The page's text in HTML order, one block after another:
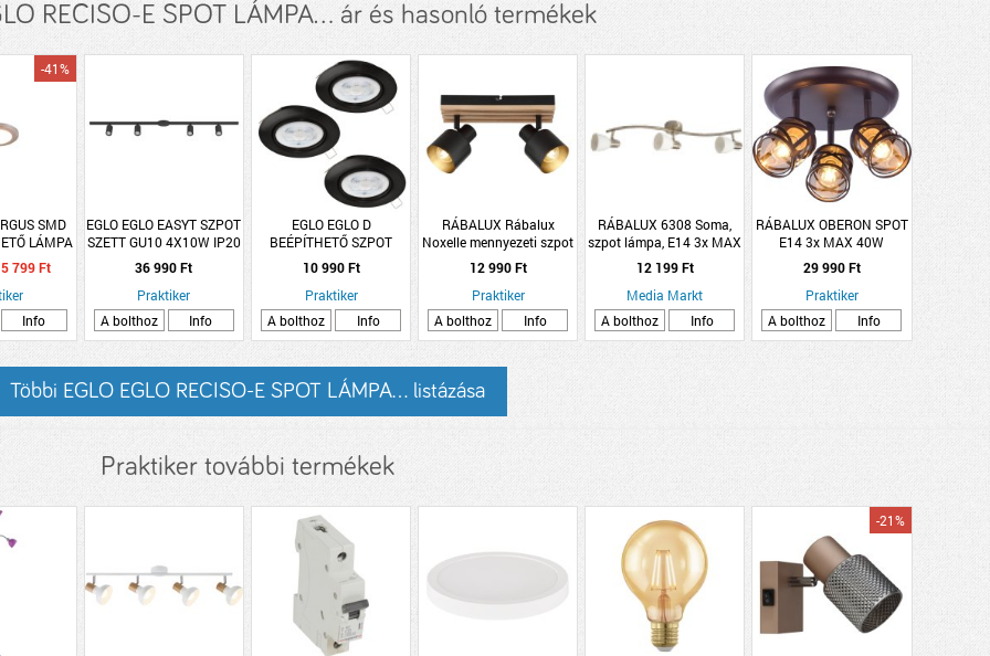
RECISO-E SPOT LÁMPA... ár és hasonló termékek
SMD
LÁMPA
IP20
-41%
5 799 Ft
Info
EGLO EGLO EASYT SZPOT
SZETT GU10 4X10W IP20
192CM FEKETE
36 990 Ft
Praktiker
A bolthoz
Info
EGLO EGLO D
BEÉPÍTHETŐ SZPOT
GU10 3X4W 3X400LM
2700K IP20 8,8CM
FEKETE
10 990 Ft
Praktiker
A bolthoz
Info
RÁBALUX Rábalux
Noxelle mennyezeti szpot
lámpa E14 max. 2x10W
L27cm fekete-tölgy
12 990 Ft
Praktiker
A bolthoz
Info
RÁBALUX 6308 Soma,
szpot lámpa, E14 3x MAX
40W, bronz/ fehér
12 199 Ft
Media Markt
A bolthoz
Info
RÁBALUX OBERON SPOT
E14 3x MAX 40W
29 990 Ft
Praktiker
A bolthoz
Info
Többi EGLO EGLO RECISO-E SPOT LÁMPA... listázása
Praktiker további termékek
-21%